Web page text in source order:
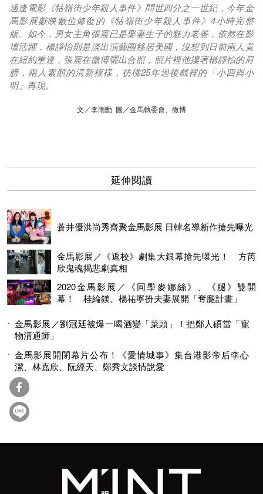
適逢電影《牯嶺街少年殺人事件》問世四分之一世紀，今年金
馬影展獻映數位修復的《牯嶺街少年殺人事件》4小時完整
版。如今，男女主角張震已是娶妻生子的魅力老爸，依然在影
壇活躍，楊靜怡則是淡出演藝圈移居美國，沒想到日前兩人竟
在紐約重逢，張震在微博曬出合照，照片裡他摟著楊靜怡的肩
膀，兩人素顏的清新模樣，彷彿25年過後戲裡的「小四與小
明」再現。
文／李雨勳 圖／金馬執委會、微博
延伸閱讀
蒼井優洪尚秀齊聚金馬影展 日韓名導新作搶先曝光
金馬影展／《返校》劇集大銀幕搶先曝光！ 方芮
欣鬼魂揭悲劇真相
2020金馬影展／《同學麥娜絲》、《腿》雙開
幕！ 桂綸鎂、楊祐寧扮夫妻展開「奪腿計畫」
金馬影展／劉冠廷被爆一喝酒變「菜頭」！把鄭人碩當「寵
物溝通師」
金馬影展開閉幕片公布！《愛情城事》集台港影帝后李心
潔、林嘉欣、阮經天、鄭秀文談情說愛